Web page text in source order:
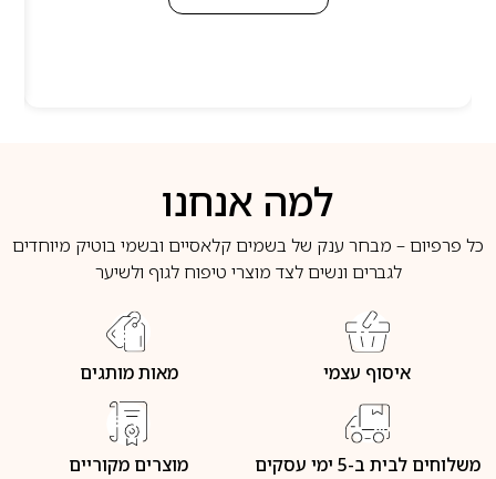
למה אנחנו
כל פרפיום – מבחר ענק של בשמים קלאסיים ובשמי בוטיק מיוחדים
לגברים ונשים לצד מוצרי טיפוח לגוף ולשיער
איסוף עצמי מאות מותגים
משלוחים לבית ב-5 ימי עסקים מוצרים מקוריים